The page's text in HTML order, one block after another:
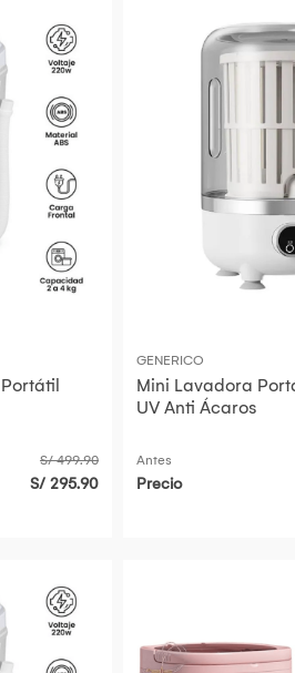
S/ 499.90
S/ 295.90
GENERICO
Mini Lavadora
UV Anti Ácaros
Antes
Precio